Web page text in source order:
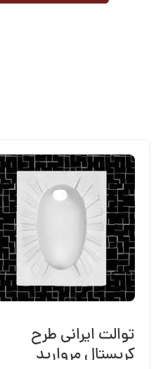
توالت ایرانی طرح
کریستال مروارید